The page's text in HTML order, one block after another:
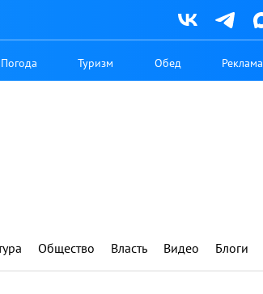
Погода Туризм Обед Реклама
Общество Власть Видео Блоги